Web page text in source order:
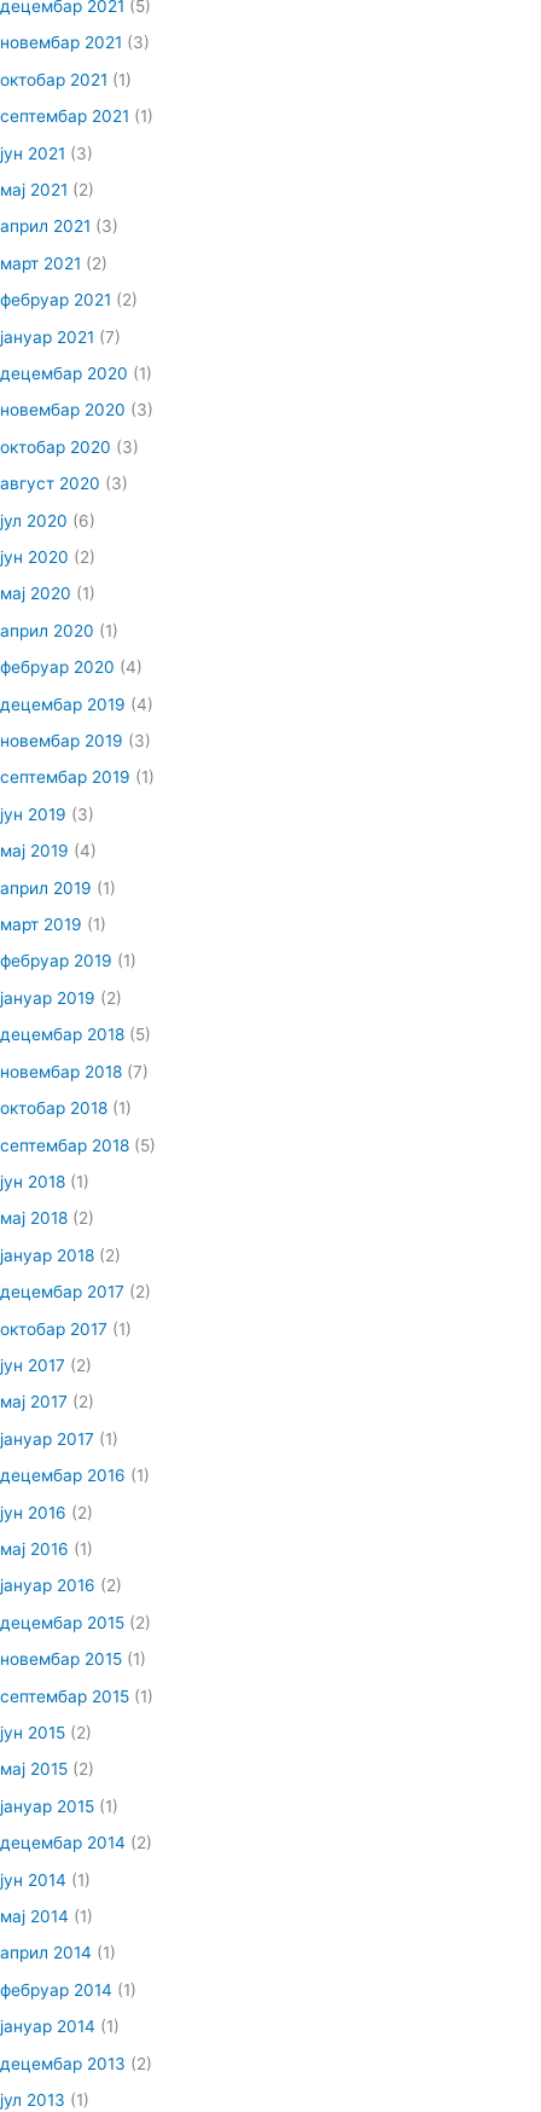
децембар 2021 (5)
новембар 2021 (3)
октобар 2021 (1)
септембар 2021 (1)
јун 2021 (3)
мај 2021 (2)
април 2021 (3)
март 2021 (2)
фебруар 2021 (2)
јануар 2021 (7)
децембар 2020 (1)
новембар 2020 (3)
октобар 2020 (3)
август 2020 (3)
јул 2020 (6)
јун 2020 (2)
мај 2020 (1)
април 2020 (1)
фебруар 2020 (4)
децембар 2019 (4)
новембар 2019 (3)
септембар 2019 (1)
јун 2019 (3)
мај 2019 (4)
април 2019 (1)
март 2019 (1)
фебруар 2019 (1)
јануар 2019 (2)
децембар 2018 (5)
новембар 2018 (7)
октобар 2018 (1)
септембар 2018 (5)
јун 2018 (1)
мај 2018 (2)
јануар 2018 (2)
децембар 2017 (2)
октобар 2017 (1)
јун 2017 (2)
мај 2017 (2)
јануар 2017 (1)
децембар 2016 (1)
јун 2016 (2)
мај 2016 (1)
јануар 2016 (2)
децембар 2015 (2)
новембар 2015 (1)
септембар 2015 (1)
јун 2015 (2)
мај 2015 (2)
јануар 2015 (1)
децембар 2014 (2)
јун 2014 (1)
мај 2014 (1)
април 2014 (1)
фебруар 2014 (1)
јануар 2014 (1)
децембар 2013 (2)
јул 2013 (1)